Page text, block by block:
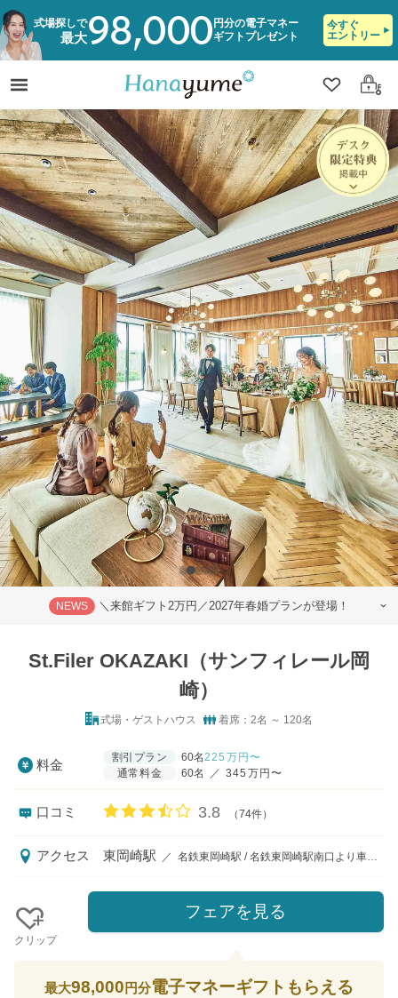
式場探しで
最大98,000 円分の電子マネー
ギフトプレゼント
今すぐ
エントリー
クリップ
ログ
NEWS ＼来館ギフト2万円／2027年春婚プランが登場！
St.Filer OKAZAKI（サンフィレール岡
崎）
式場・ゲストハウス 着席：2名 ～ 120名
料金
割引プラン 60名225 万円〜
通常料金
60名 ／ 345万円〜
口コミ 口コミ評価
3.8 （74件）
アクセス 東岡崎駅 ／ 名鉄東岡崎駅 / 名鉄東岡崎駅南口より車で5分 JR岡崎駅東口より車で8分 東名高速道路岡崎ICより車で12分
クリップ
フェアを見る
最大98,000 円分電子マネーギフトもらえる